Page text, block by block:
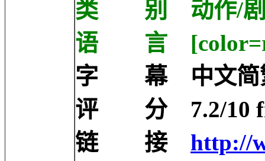
类 别 动作/剧
语 言
字 幕 中文简
评 分 7.2/10
链 接 http://